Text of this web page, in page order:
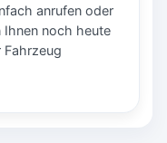
anrufen oder
Ihnen noch heute